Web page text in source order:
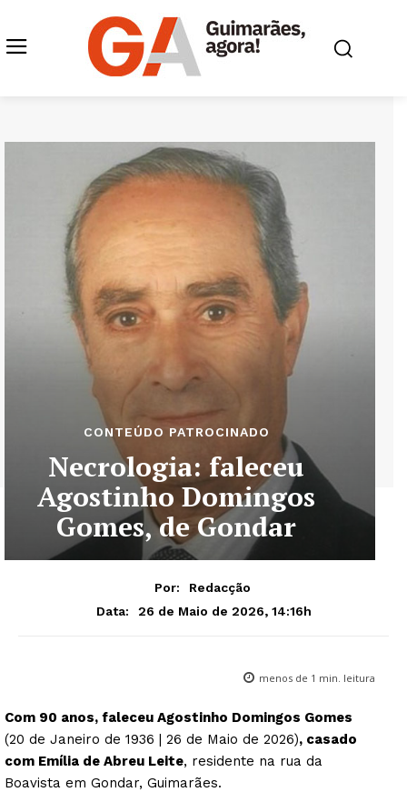
CONTEÚDO PATROCINADO
Necrologia: faleceu
Agostinho Domingos
Gomes, de Gondar
Por:
Redacção
Data:
26 de Maio de 2026, 14:16h
menos de 1 min. leitura
Com 90 anos, faleceu Agostinho Domingos Gomes
(20 de Janeiro de 1936 | 26 de Maio de 2026), casado
com Emília de Abreu Leite, residente na rua da
Boavista em Gondar, Guimarães.